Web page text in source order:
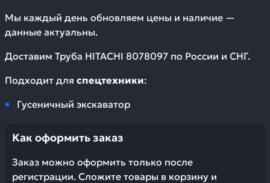
Мы каждый день обновляем цены и наличие —
данные актуальны.
Доставим Труба HITACHI 8078097 по России и СНГ.
Подходит для спецтехники:
Гусеничный экскаватор
Как оформить заказ
Заказ можно оформить только после
регистрации. Сложите товары в корзину и